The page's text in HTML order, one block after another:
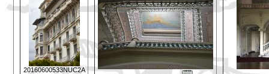
20160600533NUC2A